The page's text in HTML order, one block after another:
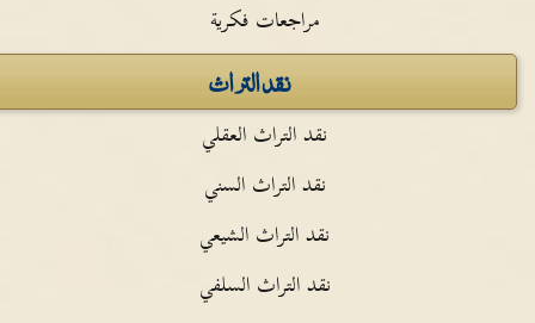
مراجعات فكرية
نقد التراث
نقد التراث العقلي
نقد التراث السني
نقد التراث الشيعي
نقد التراث السلفي